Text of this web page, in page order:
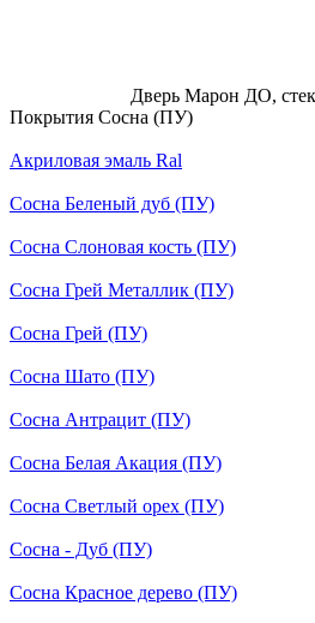
Дверь Марон ДО,
Покрытия Сосна (ПУ)
Акриловая эмаль Ral
Сосна Беленый дуб (ПУ)
Сосна Слоновая кость (ПУ)
Сосна Грей Металлик (ПУ)
Сосна Грей (ПУ)
Сосна Шато (ПУ)
Сосна Антрацит (ПУ)
Сосна Белая Акация (ПУ)
Сосна Светлый орех (ПУ)
Сосна - Дуб (ПУ)
Сосна Красное дерево (ПУ)